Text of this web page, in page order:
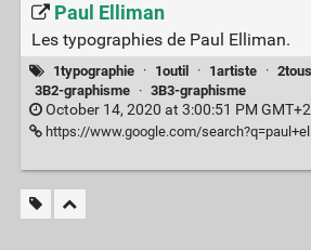
Paul Elliman
Les typographies de Paul Elliman.
1typographie · 1outil · 1artiste · 2tous
3B2-graphisme
· 3B3-graphisme
October 14, 2020 at 3:00:51 PM GMT+2
https://www.google.com/